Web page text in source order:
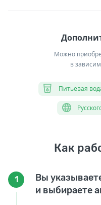
Можно
в
Питьевая
Как
1
Вы
и выбираете